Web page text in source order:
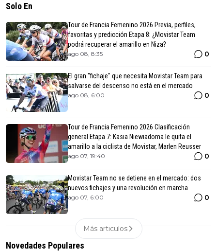
Solo En
Tour de Francia Femenino 2026 Previa, perfiles,
favoritas y predicción Etapa 8: ¿Movistar Team
podrá recuperar el amarillo en Niza?
ago 08, 8:35 0
El gran "fichaje" que necesita Movistar Team para
salvarse del descenso no está en el mercado
ago 08, 6:00 0
Tour de Francia Femenino 2026 Clasificación
general Etapa 7: Kasia Niewiadoma le quita el
amarillo a la ciclista de Movistar, Marlen Reusser
ago 07, 19:40 0
Movistar Team no se detiene en el mercado: dos
nuevos fichajes y una revolución en marcha
ago 07, 6:00 0
Más articulos
Novedades Populares